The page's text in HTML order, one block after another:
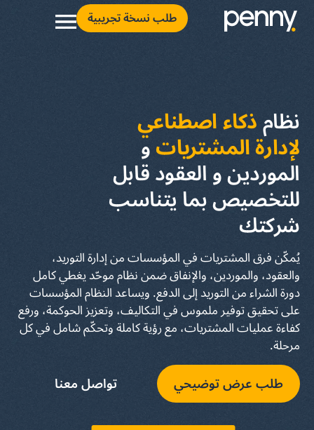
طلب نسخة تجريبية
نظامذكاء اصطناعي
لإدارة المشترياتو
الموردين و العقود قابل
للتخصيص بما يتناسب
شركتك
يُمكّن فرق المشتريات في المؤسسات من إدارة التوريد،
والعقود، والموردين، والإنفاق ضمن نظام موحّد يغطي كامل
دورة الشراء من التوريد إلى الدفع. ويساعد النظام المؤسسات
على تحقيق توفير ملموس في التكاليف، وتعزيز الحوكمة، ورفع
كفاءة عمليات المشتريات، مع رؤية كاملة وتحكّم شامل في كل
مرحلة.
طلب عرض توضيحي تواصل معنا